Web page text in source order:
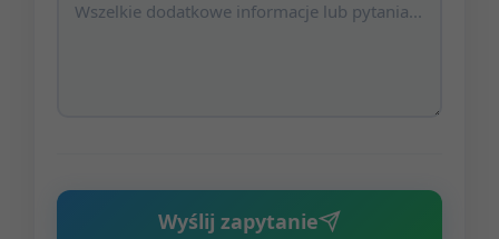
Wyślij zapytanie